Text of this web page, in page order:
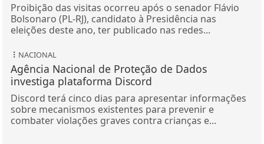
Proibição das visitas ocorreu após o senador Flávio
Bolsonaro (PL-RJ), candidato à Presidência nas
eleições deste ano, ter publicado nas redes...
NACIONAL
Agência Nacional de Proteção de Dados
investiga plataforma Discord
Discord terá cinco dias para apresentar informações
sobre mecanismos existentes para prevenir e
combater violações graves contra crianças e...